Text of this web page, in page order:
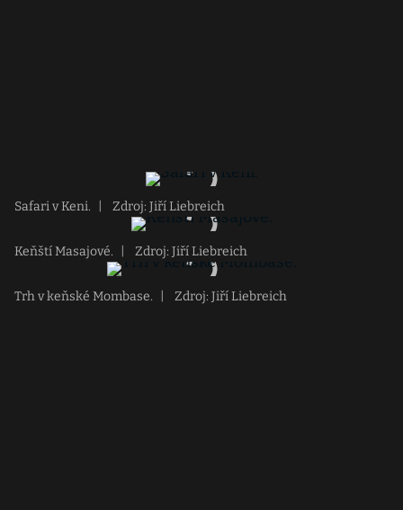
Safari v Keni. Zdroj: Jiří Liebreich
Keňští Masajové. Zdroj: Jiří Liebreich
Trh v keňské Mombase. Zdroj: Jiří Liebreich